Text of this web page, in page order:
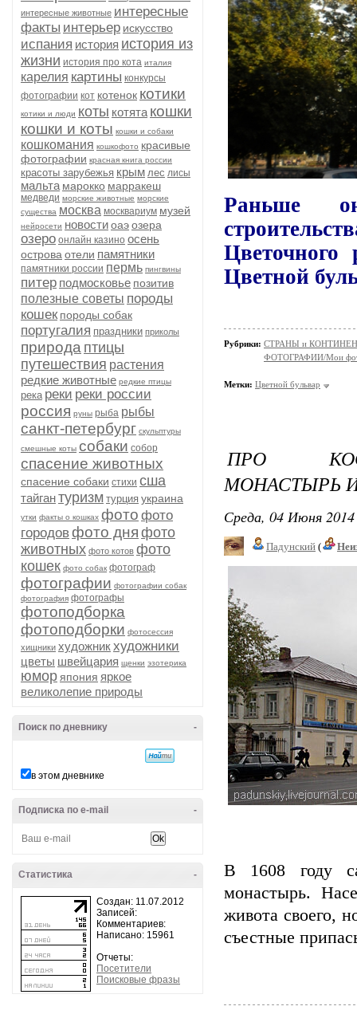
интересные животные интересные
факты интерьер искусство
испания история история из
жизни история про кота италия
карелия картины конкурсы
фотографии кот котенок котики
котики и люди коты котята кошки
кошки и коты кошки и собаки
кошкомания кошкофото красивые
фотографии красная книга россии
красоты зарубежья крым лес лисы
мальта марокко марракеш
медведи морские животные морские
существа москва москвариум музей
нейросети новостиоаэозера
озеро онлайн казино осень
острова отели памятники
памятники россии пермь пингвины
питер подмосковье позитив
полезные советы породы
кошек породы собак
португалия праздники приколы
природа птицы
путешествия растения
редкие животные редкие птицы
река реки реки россии
россия руны рыба рыбы
санкт-петербург скульптуры
смешные коты собаки собор
спасение животных
спасение собаки стихи сша
тайгантуризм турция украина
утки факты о кошках фото фото
городовфото дня фото
животных фото котов фото
кошек фото собак фотограф
фотографии фотографии собак
фотография фотографы
фотоподборка
фотоподборки фотосессия
хищники художникхудожники
цветы швейцария щенки эзотерика
юмор япония яркое
великолепие природы
-
Поиск по дневнику
в этом дневнике
-
Подписка по e-mail
-
Статистика
Создан: 11.07.2012
Записей:
Комментариев:
Написано: 15961
Отчеты:
Посетители
Поисковые фразы
Раньше
Цветной
Рубрики: СТРАНЫ и
ФОТОГРАФИИ/Мои
Метки: Цветной бульвар
ПРО
МОНАСТЫРЬ
Среда, 04 Июня
Падунский (
В 1608 году
монастырь.
живота своего,
съестные